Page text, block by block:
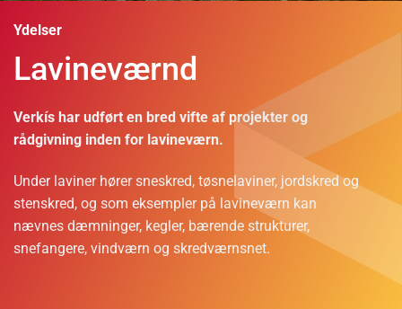
Ydelser
Lavineværnd
Verkís har udført en bred vifte af projekter og
rådgivning inden for lavineværn.
Under laviner hører sneskred, tøsnelaviner, jordskred og
stenskred, og som eksempler på lavineværn kan
nævnes dæmninger, kegler, bærende strukturer,
snefangere, vindværn og skredværnsnet.